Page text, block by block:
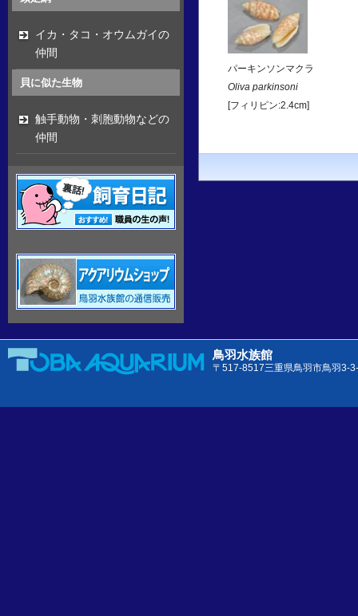
パーキンソンマクラ
Oliva parkinsoni
[フィリピン:2.4cm]
イカ・タコ・オウムガイの
仲間
貝に似た生物
触手動物・刺胞動物などの
仲間
鳥羽水族館
〒517-8517三重県鳥羽市鳥羽3-